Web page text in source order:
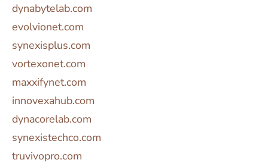
dynabytelab.com
evolvionet.com
synexisplus.com
vortexonet.com
maxxifynet.com
innovexahub.com
dynacorelab.com
synexistechco.com
truvivopro.com